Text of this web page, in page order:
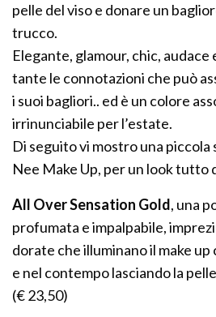
pelle del viso e donare un
trucco.
Elegante, glamour, chic,
tante le connotazioni che può
i suoi bagliori.. ed è un colore
irrinunciabile per l’estate.
Di seguito vi mostro una
Nee Make Up, per un look tutto
All Over Sensation Gold, una
profumata e impalpabile,
dorate che illuminano il make
e nel contempo lasciando la
(€ 23,50)